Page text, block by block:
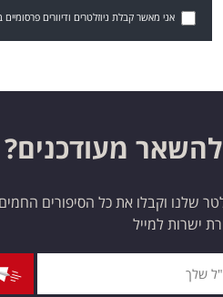
אני מאשר קבלת ניוזלטרים ודיוורים פרסומיים
מעודכנים?
שלנו וקבלו את כל הסיפורים
ישרות למייל